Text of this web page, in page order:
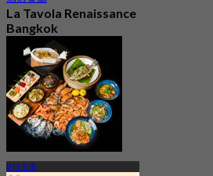
La Tavola Renaissance
Bangkok
4.8
2.2K 已預訂
起฿ 645
BTS 奇隆